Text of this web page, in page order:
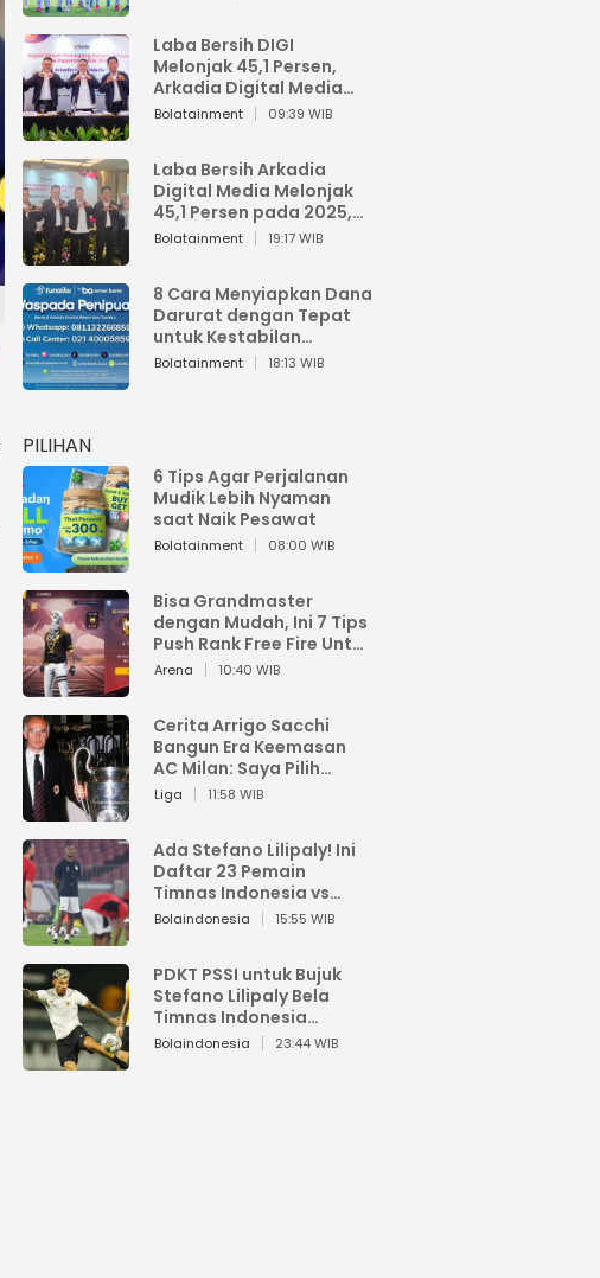
Laba Bersih DIGI
Melonjak 45,1 Persen,
Arkadia Digital Media
Perkuat Bisnis AI dan
Bolatainment 09:39 WIB
Laba Bersih Arkadia
Digital Media Melonjak
45,1 Persen pada 2025,
Sentuh Rp1,76 Miliar
Bolatainment 19:17 WIB
8 Cara Menyiapkan Dana
Darurat dengan Tepat
untuk Kestabilan
Keuangan
Bolatainment 18:13 WIB
PILIHAN
6 Tips Agar Perjalanan
Mudik Lebih Nyaman
saat Naik Pesawat
Bolatainment 08:00 WIB
Bisa Grandmaster
dengan Mudah, Ini 7 Tips
Push Rank Free Fire Untuk
Pemula
Arena 10:40 WIB
Cerita Arrigo Sacchi
Bangun Era Keemasan
AC Milan: Saya Pilih
Pemain dari Isi Otaknya
Liga 11:58 WIB
Ada Stefano Lilipaly! Ini
Daftar 23 Pemain
Timnas Indonesia vs
China
Bolaindonesia 15:55 WIB
PDKT PSSI untuk Bujuk
Stefano Lilipaly Bela
Timnas Indonesia
Berakhir Berantakan
Bolaindonesia 23:44 WIB